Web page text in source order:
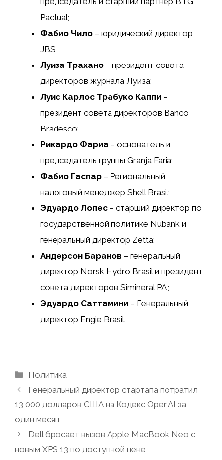
Pactual;
Фабио Чило – юридический директор
JBS;
Луиза Трахано – президент совета
директоров журнала Луиза;
Луис Карлос Трабуко Каппи –
президент совета директоров Banco
Bradesco;
Рикардо Фариа – основатель и
председатель группы Granja Faria;
Фабио Гаспар – Региональный
налоговый менеджер Shell Brasil;
Эдуардо Лопес – старший директор по
государственной политике Nubank и
генеральный директор Zetta;
Андерсон Баранов – генеральный
директор Norsk Hydro Brasil и президент
совета директоров Simineral PA.;
Эдуардо Саттамини – Генеральный
директор Engie Brasil.
Рубрики
Политика
Генеральный директор стартапа потратил
13 000 долларов США на Кодекс OpenAI за
один месяц
Dell бросает вызов Apple MacBook Neo с
новым XPS 13 по доступной цене